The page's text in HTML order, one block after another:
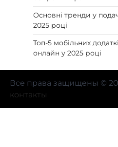
Основні тренди у
2025 році
Топ-5 мобільних
онлайн у 2025 році
Все права защищены ©
контакты